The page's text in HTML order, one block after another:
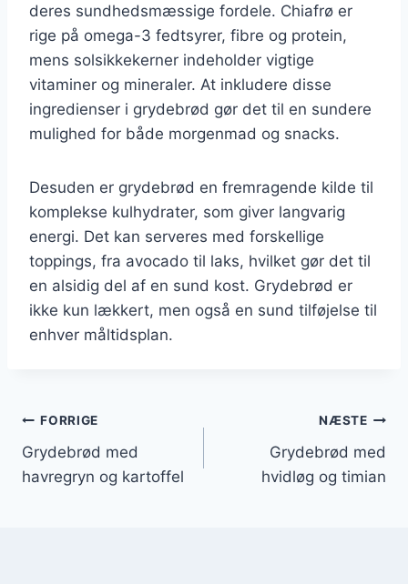
deres sundhedsmæssige fordele. Chiafrø er
rige på omega-3 fedtsyrer, fibre og protein,
mens solsikkekerner indeholder vigtige
vitaminer og mineraler. At inkludere disse
ingredienser i grydebrød gør det til en sundere
mulighed for både morgenmad og snacks.
Desuden er grydebrød en fremragende kilde til
komplekse kulhydrater, som giver langvarig
energi. Det kan serveres med forskellige
toppings, fra avocado til laks, hvilket gør det til
en alsidig del af en sund kost. Grydebrød er
ikke kun lækkert, men også en sund tilføjelse til
enhver måltidsplan.
Indlægsnavigation
FORRIGE
Grydebrød med
havregryn og kartoffel
NÆSTE
Grydebrød med
hvidløg og timian